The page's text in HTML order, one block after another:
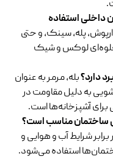
استفاده
پله، سینک، و حتی
لوکس و شیک
دارد؟بله، مرمر به عنوان
به دلیل مقاومت در
برای آشپزخانه‌ها است.
ساختمان مناسب است؟
شرایط آب و هوایی و
استفاده می‌شود.